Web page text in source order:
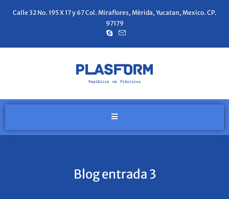
Calle 32 No. 195 X 17 y 67 Col. Miraflores, Mèrida, Yucatan, Mexico. CP.
97179
Blog entrada 3